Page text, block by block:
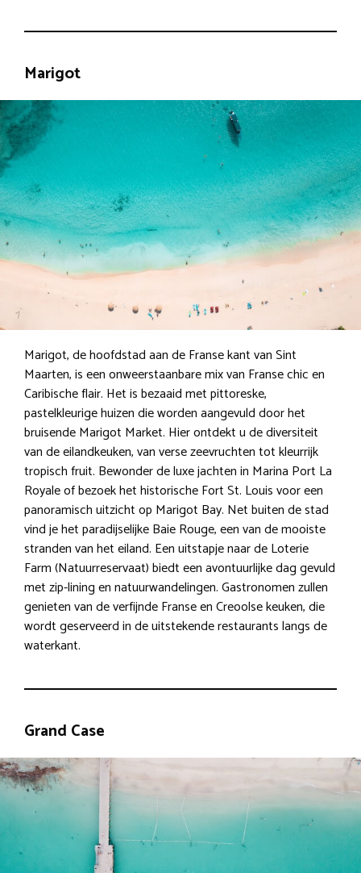
Marigot
Marigot, de hoofdstad aan de Franse kant van Sint
Maarten, is een onweerstaanbare mix van Franse chic en
Caribische flair. Het is bezaaid met pittoreske,
pastelkleurige huizen die worden aangevuld door het
bruisende Marigot Market. Hier ontdekt u de diversiteit
van de eilandkeuken, van verse zeevruchten tot kleurrijk
tropisch fruit. Bewonder de luxe jachten in Marina Port La
Royale of bezoek het historische Fort St. Louis voor een
panoramisch uitzicht op Marigot Bay. Net buiten de stad
vind je het paradijselijke Baie Rouge, een van de mooiste
stranden van het eiland. Een uitstapje naar de Loterie
Farm (Natuurreservaat) biedt een avontuurlijke dag gevuld
met zip-lining en natuurwandelingen. Gastronomen zullen
genieten van de verfijnde Franse en Creoolse keuken, die
wordt geserveerd in de uitstekende restaurants langs de
waterkant.
Grand Case